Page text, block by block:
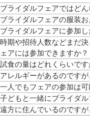
ブライダルフェアではど
チャペル・パーティ会場の見学
にぴったりなご提案をいたします
ブライダルフェアの服装
服装は普段着でお気軽にお越し
ブライダルフェアに参加
クレド地下駐車場にお停めいた
時期や招待人数などまだ
ェアには参加できますか？
参加可能です。大まかでも時期
作成や、ご提案が可能です。
試食の量はどれくらいです
前菜・スープ・メイン(肉・魚）
となっております。
アレルギーがあるのです
対応しております。予約時にお聞
一人でもフェアの参加は可
お一人でのご参加、ご友人やご
子どもと一緒にブライダ
ぜひ一緒にご来館ください。館
遠方に住んでいるのです